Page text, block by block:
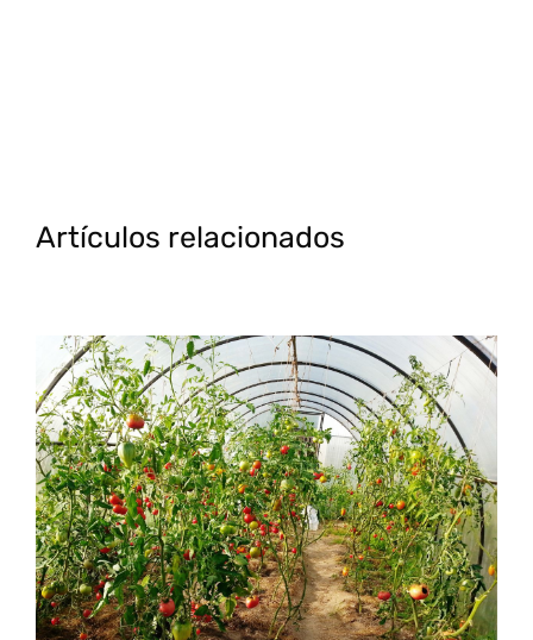
Artículos relacionados